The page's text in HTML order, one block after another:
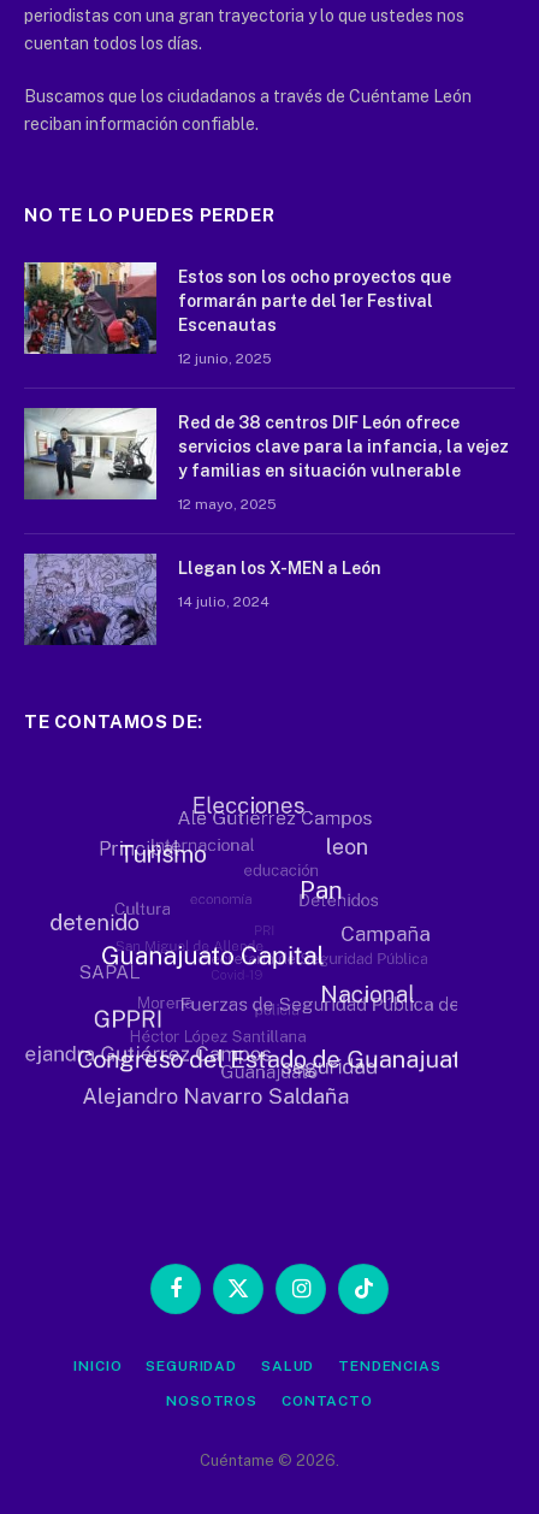
periodistas con una gran trayectoria y lo que ustedes nos
cuentan todos los días.
Buscamos que los ciudadanos a través de Cuéntame León
reciban información confiable.
NO TE LO PUEDES PERDER
Estos son los ocho proyectos que
formarán parte del 1er Festival
Escenautas
12 junio, 2025
Red de 38 centros DIF León ofrece
servicios clave para la infancia, la vejez
y familias en situación vulnerable
12 mayo, 2025
Llegan los X-MEN a León
14 julio, 2024
TE CONTAMOS DE:
Facebook
X
InstagramTikTok
INICIO SEGURIDAD SALUD TENDENCIAS
NOSOTROS CONTACTO
Cuéntame © 2026.